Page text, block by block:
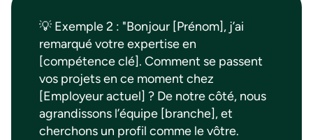
💡 Exemple 2 : "Bonjour [Prénom], j’ai
remarqué votre expertise en
[compétence clé]. Comment se passent
vos projets en ce moment chez
[Employeur actuel] ? De notre côté, nous
agrandissons l’équipe [branche], et
cherchons un profil comme le vôtre.